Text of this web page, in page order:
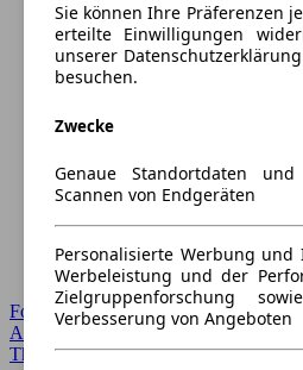
Forum Startseite
Alle Auto-Foren
Themen-Forum
Sie können Ihre Präferenzen
erteilte Einwilligungen
unserer
besuchen.
Zwecke
Genaue Standortdaten
Scannen von Endgeräten
Personalisierte Werbung und
Werbeleistung und der
Zielgruppenforschung
Verbesserung von Angeboten